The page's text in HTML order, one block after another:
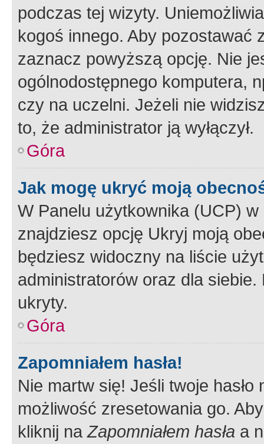
podczas tej wizyty.
kogoś innego. Aby pozostawać
zaznacz powyższą opcję. Nie
ogólnodostępnego komputera,
czy na uczelni. Jeżeli nie
to, że administrator ją wyłączył.
Góra
Jak mogę ukryć moją
W Panelu użytkownika (UCP) w
znajdziesz opcję Ukryj moją
będziesz widoczny na liście
administratorów oraz dla
ukryty.
Góra
Zapomniałem hasła!
Nie martw się! Jeśli twoje
możliwość zresetowania go.
kliknij naZapomniałem hasła a